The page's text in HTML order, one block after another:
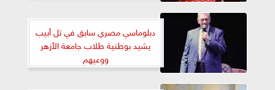
دبلوماسي مصري سابق في تل أبيب
يشيد بوطنية طلاب جامعة الأزهر
ووعيهم